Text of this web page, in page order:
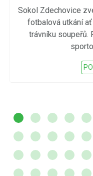
Sokol Zdechovice
fotbalová utkání
trávníku soupeřů.